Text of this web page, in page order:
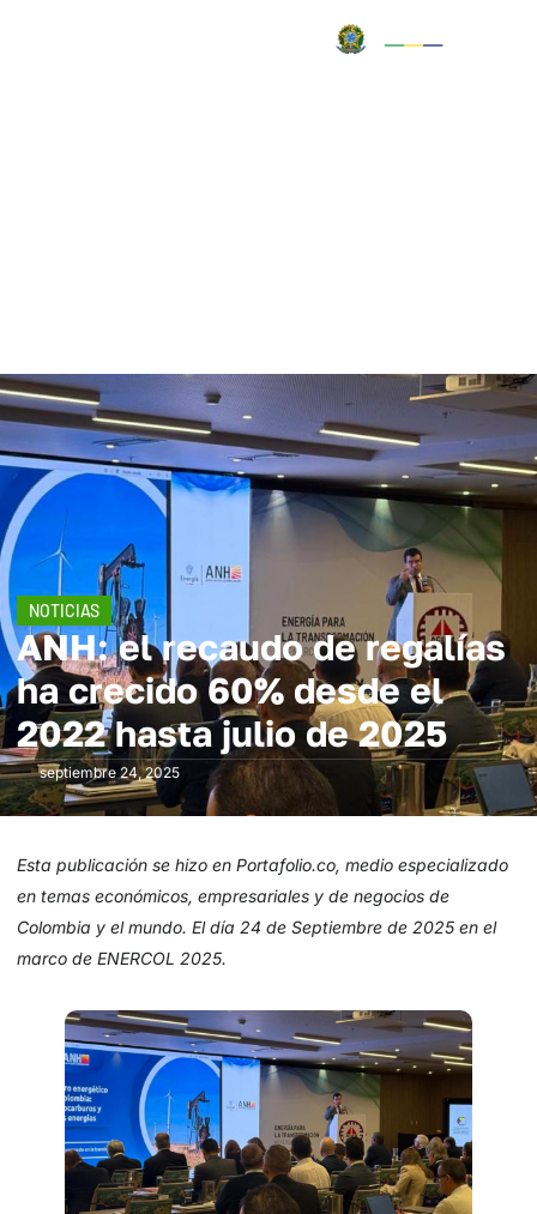
NOTICIAS
ANH: el recaudo de regalías
ha crecido 60% desde el
2022 hasta julio de 2025
septiembre 24, 2025
Esta publicación se hizo en Portafolio.co, medio especializado
en temas económicos, empresariales y de negocios de
Colombia y el mundo. El día 24 de Septiembre de 2025 en el
marco de ENERCOL 2025.